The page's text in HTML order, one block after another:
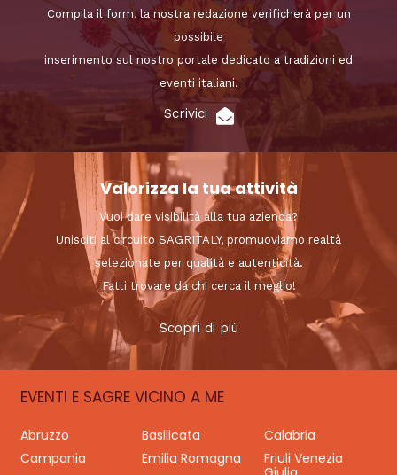
Compila il form, la nostra redazione verificherà per un
possibile
inserimento sul nostro portale dedicato a tradizioni ed
eventi italiani.
Scrivici
Valorizza la tua attività
Vuoi dare visibilità alla tua azienda?
Unisciti al circuito SAGRITALY, promuoviamo realtà
selezionate per qualità e autenticità.
Fatti trovare da chi cerca il meglio!
Scopri di più
EVENTI E SAGRE VICINO A ME
Abruzzo Basilicata
Calabria
Campania
Emilia Romagna
Friuli Venezia